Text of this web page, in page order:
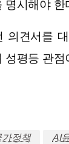
명시해야 한
의견서를
성평등 관
정책 AI